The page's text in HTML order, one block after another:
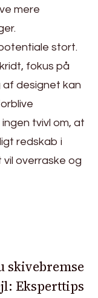
mere
stort.
fokus på
designet kan
tvivl om, at
redskab i
overraske og
skivebremse
Eksperttips